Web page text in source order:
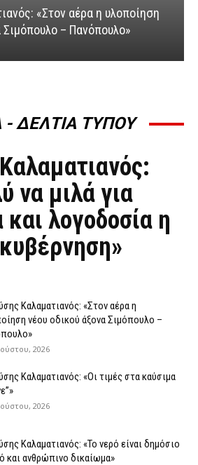
«Στον αέρα η υλοποίηση
Σιμόπουλο – Πανόπουλο»
ΔΕΛΤΙΑ ΤΥΠΟΥ
να μιλά για
και λογοδοσία η
Καλαματιανός: «Στον αέρα η
νέου οδικού άξονα Σιμόπουλο –
2026
Καλαματιανός: «Οι τιμές στα καύσιμα
2026
Καλαματιανός: «Το νερό είναι δημόσιο
και ανθρώπινο δικαίωμα»